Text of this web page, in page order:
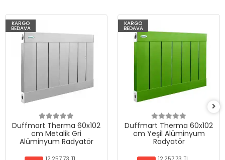
KARGO
BEDAVA
Duffmart Therma 60x102
cm Metalik Gri
Alüminyum Radyatör
KARGO
BEDAVA
Duffmart Therma 60x102
cm Yeşil Alüminyum
Radyatör